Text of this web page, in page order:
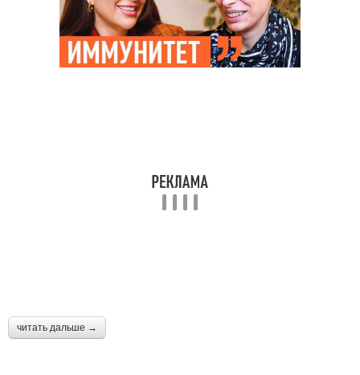
читать дальше →